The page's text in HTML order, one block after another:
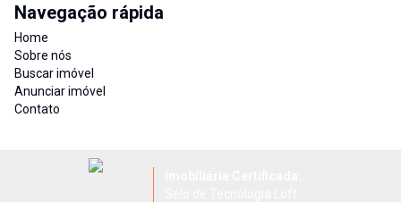
Navegação rápida
Home
Sobre nós
Buscar imóvel
Anunciar imóvel
Contato